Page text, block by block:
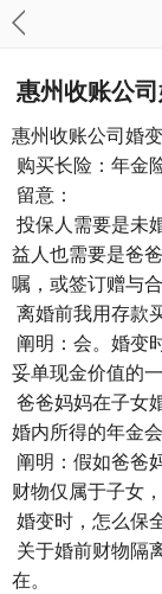
惠州收账公
惠州收账公司婚
购买长险：年金
留意：
投保人需要是未
益人也需要是爸
嘱，或签订赠与
离婚前我用存款
阐明：会。婚变
妥单现金价值的
爸爸妈妈在子女
婚内所得的年金
阐明：假如爸爸
财物仅属于子女
婚变时，怎么保
关于婚前财物隔
在。